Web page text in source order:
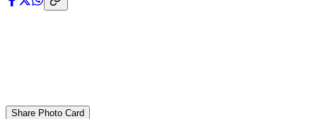
Share Photo Card